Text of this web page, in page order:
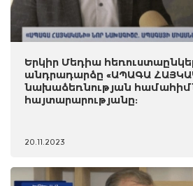
Երկիր Մեդիա
անդրադարձը «ԱՊԱԳԱ
նախաձեռնության
հայտարարությանը:
20.11.2023